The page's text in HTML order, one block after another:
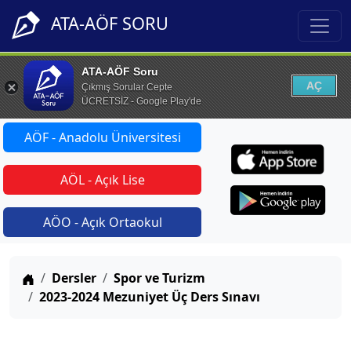
ATA-AÖF SORU
ATA-AÖF Soru
Çıkmış Sorular Cepte
ÜCRETSİZ - Google Play'de
AÇ
AÖF - Anadolu Üniversitesi
AÖL - Açık Lise
AÖO - Açık Ortaokul
Anasayfa
Dersler
Spor ve Turizm
2023-2024 Mezuniyet Üç Ders Sınavı